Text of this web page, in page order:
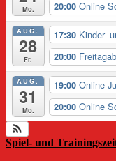
Mo. 20:00 Online
AUG.
28
Fr.
17:30 Kinder-
20:00
AUG.
31
Mo.
19:00 Online
20:00 Online
Spiel- und